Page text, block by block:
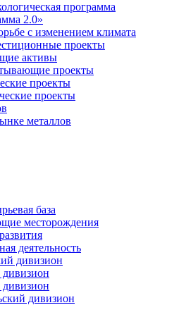
программа
2.0»
с изменением климата
проекты
активы
проекты
проекты
проекты
металлов
база
месторождения
деятельность
дивизион
дивизион